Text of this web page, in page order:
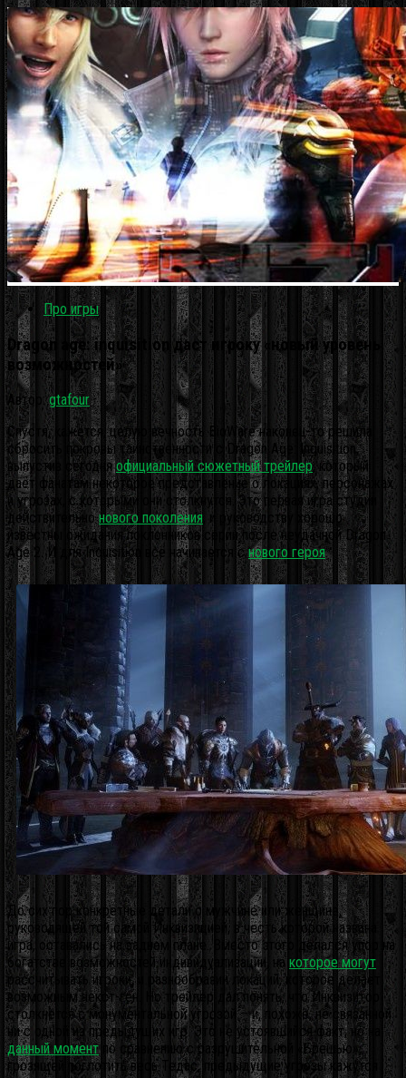
Про игры
Dragon age: inquisition даст игроку «новый уровень
возможностей»
Автор:gtafour ·
Спустя, кажется, целую вечность BioWare наконец-то решила
сбросить покровы таинственности с Dragon Age: Inquisition,
выпустив сегодняофициальный сюжетный трейлер, который
даёт фанатам некоторое представление о локациях, персонажах
и угрозах, с которыми они столкнутся. Это первая игра студии
действительнонового поколения , и руководству хорошо
известны ожидания поклонников серии после неудачной Dragon
Age 2. И для Inquisition всё начинается снового героя.
До сих пор конкретные детали о мужчине или женщине,
руководящей той самой Инквизицией, в честь которой названа
игра, оставались на заднем плане. Вместо этого делался упор на
богатстве возможностей индивидуализации, накоторое могут
рассчитывать игроки, и разнообразии локаций, которое делает
возможным некст-ген. Но трейлер дал понять, что Инквизитор
столкнётся с монументальной угрозой – и, похоже, не связанной
ни с одной из предыдущих игр. Это не устоявшийся факт, но на
данный моментпо сравнению с разрушительной «Брешью»,
грозящей поглотить весь Тедас, предыдущие угрозы кажутся